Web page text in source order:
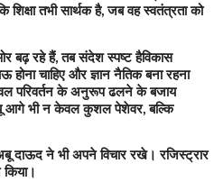
तभी सार्थक है,जब वह स्वतंत्रता को
बढ़ रहे हैं,तब संदेश स्पष्ट हैविकास
होना चाहिए और ज्ञान नैतिक बना रहना
परिवर्तन के अनुरूप ढलने के बजाय
आगे भी न केवल कुशल पेशेवर,बल्कि
दाऊद ने भी अपने विचार रखे। रजिस्ट्रार